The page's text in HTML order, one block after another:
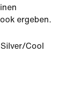
ergeben.
Cool